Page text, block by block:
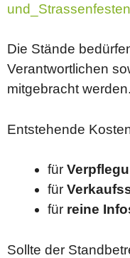
Die Stände
Verantwortlichen
mitgebracht werden.
Entstehende
für
für
für reine
Sollte der